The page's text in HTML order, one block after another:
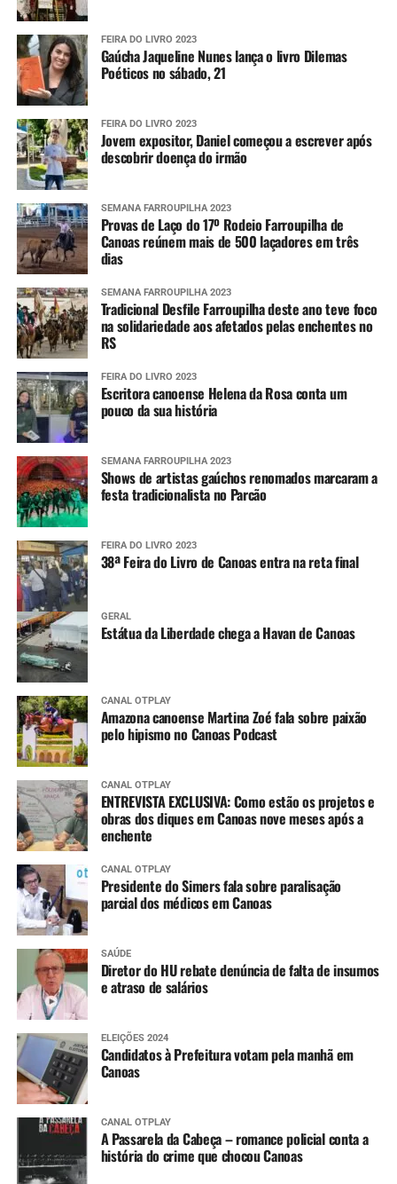
FEIRA DO LIVRO 2023
Gaúcha Jaqueline Nunes lança o livro Dilemas
Poéticos no sábado, 21
FEIRA DO LIVRO 2023
Jovem expositor, Daniel começou a escrever após
descobrir doença do irmão
SEMANA FARROUPILHA 2023
Provas de Laço do 17º Rodeio Farroupilha de
Canoas reúnem mais de 500 laçadores em três
dias
SEMANA FARROUPILHA 2023
Tradicional Desfile Farroupilha deste ano teve foco
na solidariedade aos afetados pelas enchentes no
RS
FEIRA DO LIVRO 2023
Escritora canoense Helena da Rosa conta um
pouco da sua história
SEMANA FARROUPILHA 2023
Shows de artistas gaúchos renomados marcaram a
festa tradicionalista no Parcão
FEIRA DO LIVRO 2023
38ª Feira do Livro de Canoas entra na reta final
GERAL
Estátua da Liberdade chega a Havan de Canoas
CANAL OTPLAY
Amazona canoense Martina Zoé fala sobre paixão
pelo hipismo no Canoas Podcast
CANAL OTPLAY
ENTREVISTA EXCLUSIVA: Como estão os projetos e
obras dos diques em Canoas nove meses após a
enchente
CANAL OTPLAY
Presidente do Simers fala sobre paralisação
parcial dos médicos em Canoas
SAÚDE
Diretor do HU rebate denúncia de falta de insumos
e atraso de salários
ELEIÇÕES 2024
Candidatos à Prefeitura votam pela manhã em
Canoas
CANAL OTPLAY
A Passarela da Cabeça – romance policial conta a
história do crime que chocou Canoas